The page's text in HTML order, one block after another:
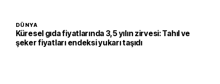
DÜNYA
Küresel gıda fiyatlarında 3,5 yılın zirvesi: Tahıl ve
şeker fiyatları endeksi yukarı taşıdı